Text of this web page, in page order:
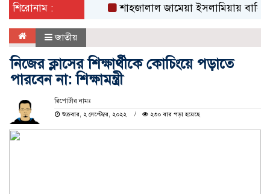
শিরোনাম :
শাহজালাল জামেয়া ইসলামিয়ায় বার্ষিক
জাতীয়
নিজের ক্লাসের শিক্ষার্থীকে কোচিংয়ে পড়াতে
পারবেন না: শিক্ষামন্ত্রী
রিপোর্টার নামঃ
শুক্রবার, ২ সেপ্টেম্বর, ২০২২
২৩০ বার পড়া হয়েছে